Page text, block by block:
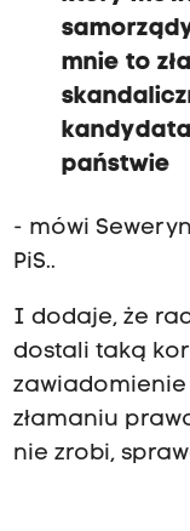
mnie to
państwie
- mówi
PiS..
I dodaje, że
dostali taką
złamaniu
nie zrobi,